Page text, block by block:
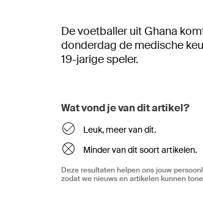
De voetballer uit Ghana
donderdag de medische
19-jarige speler.
Wat vond je van dit artikel?
Leuk, meer van dit.
Minder van dit soort artikelen.
Deze resultaten helpen ons jouw
zodat we nieuws en artikelen kunnen